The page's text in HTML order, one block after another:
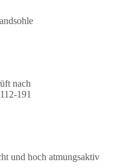
nach
191
und hoch atmungsaktiv